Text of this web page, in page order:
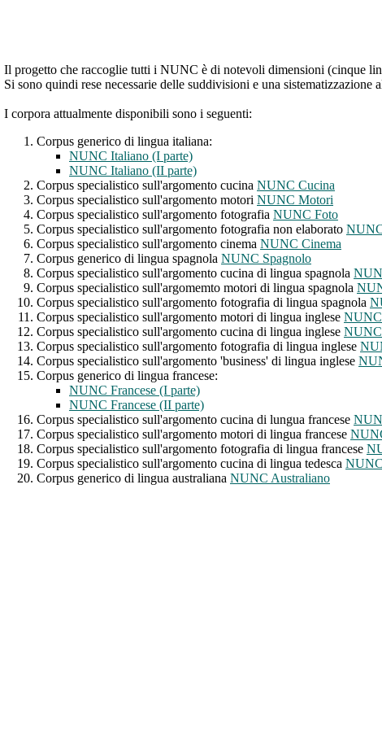
Il progetto che raccoglie tutti i NUNC è di notevoli dimensioni (cinque
Si sono quindi rese necessarie delle suddivisioni e una
I corpora attualmente disponibili sono i seguenti:
Corpus generico di lingua italiana:
NUNC Italiano (I parte)
NUNC Italiano (II parte)
Corpus specialistico sull'argomento cucina NUNC Cucina
Corpus specialistico sull'argomento motori NUNC Motori
Corpus specialistico sull'argomento fotografia NUNC Foto
Corpus specialistico sull'argomento fotografia non elaborato
Corpus specialistico sull'argomento cinema NUNC Cinema
Corpus generico di lingua spagnola NUNC Spagnolo
Corpus specialistico sull'argomento cucina di lingua spagnola
Corpus specialistico sull'argomemto motori di lingua spagnola
Corpus specialistico sull'argomento fotografia di lingua spagnola
Corpus specialistico sull'argomento motori di lingua inglese
Corpus specialistico sull'argomento cucina di lingua inglese NUNC
Corpus specialistico sull'argomento fotografia di lingua inglese
Corpus specialistico sull'argomento 'business' di lingua inglese
Corpus generico di lingua francese:
NUNC Francese (I parte)
NUNC Francese (II parte)
Corpus specialistico sull'argomento cucina di lungua francese
Corpus specialistico sull'argomento motori di lingua francese
Corpus specialistico sull'argomento fotografia di lingua francese
Corpus specialistico sull'argomento cucina di lingua tedesca
Corpus generico di lingua australiana NUNC Australiano